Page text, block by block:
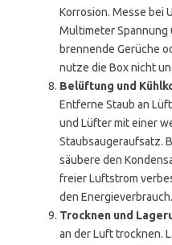
Korrosion. Messe bei
Multimeter Spannung
brennende Gerüche
nutze die Box nicht
Belüftung und
Entferne Staub an
und Lüfter mit einer
Staubsaugeraufsatz.
säubere den
freier Luftstrom
den Energieverbrauch.
Trocknen und
an der Luft trocknen.